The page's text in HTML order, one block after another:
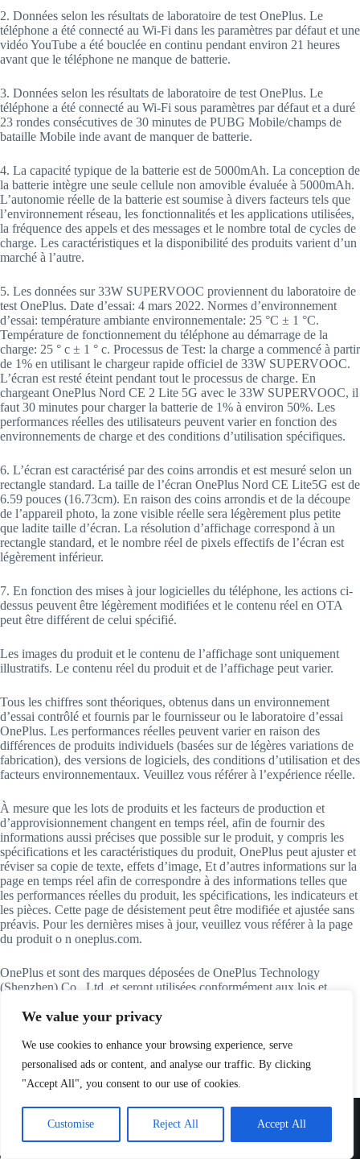
We value your privacy
We use cookies to enhance your browsing experience, serve
personalised ads or content, and analyse our traffic. By clicking
"Accept All", you consent to our use of cookies.
Customise Reject All Accept All
2. Données selon les résultats de laboratoire de test OnePlus. Le
téléphone a été connecté au Wi-Fi dans les paramètres par défaut et une
vidéo YouTube a été bouclée en continu pendant environ 21 heures
avant que le téléphone ne manque de batterie.
3. Données selon les résultats de laboratoire de test OnePlus. Le
téléphone a été connecté au Wi-Fi sous paramètres par défaut et a duré
23 rondes consécutives de 30 minutes de PUBG Mobile/champs de
bataille Mobile inde avant de manquer de batterie.
4. La capacité typique de la batterie est de 5000mAh. La conception de
la batterie intègre une seule cellule non amovible évaluée à 5000mAh.
L’autonomie réelle de la batterie est soumise à divers facteurs tels que
l’environnement réseau, les fonctionnalités et les applications utilisées,
la fréquence des appels et des messages et le nombre total de cycles de
charge. Les caractéristiques et la disponibilité des produits varient d’un
marché à l’autre.
5. Les données sur 33W SUPERVOOC proviennent du laboratoire de
test OnePlus. Date d’essai: 4 mars 2022. Normes d’environnement
d’essai: température ambiante environnementale: 25 °C ± 1 °C.
Température de fonctionnement du téléphone au démarrage de la
charge: 25 ° c ± 1 ° c. Processus de Test: la charge a commencé à partir
de 1% en utilisant le chargeur rapide officiel de 33W SUPERVOOC.
L’écran est resté éteint pendant tout le processus de charge. En
chargeant OnePlus Nord CE 2 Lite 5G avec le 33W SUPERVOOC, il
faut 30 minutes pour charger la batterie de 1% à environ 50%. Les
performances réelles des utilisateurs peuvent varier en fonction des
environnements de charge et des conditions d’utilisation spécifiques.
6. L’écran est caractérisé par des coins arrondis et est mesuré selon un
rectangle standard. La taille de l’écran OnePlus Nord CE Lite5G est de
6.59 pouces (16.73cm). En raison des coins arrondis et de la découpe
de l’appareil photo, la zone visible réelle sera légèrement plus petite
que ladite taille d’écran. La résolution d’affichage correspond à un
rectangle standard, et le nombre réel de pixels effectifs de l’écran est
légèrement inférieur.
7. En fonction des mises à jour logicielles du téléphone, les actions ci-
dessus peuvent être légèrement modifiées et le contenu réel en OTA
peut être différent de celui spécifié.
Les images du produit et le contenu de l’affichage sont uniquement
illustratifs. Le contenu réel du produit et de l’affichage peut varier.
Tous les chiffres sont théoriques, obtenus dans un environnement
d’essai contrôlé et fournis par le fournisseur ou le laboratoire d’essai
OnePlus. Les performances réelles peuvent varier en raison des
différences de produits individuels (basées sur de légères variations de
fabrication), des versions de logiciels, des conditions d’utilisation et des
facteurs environnementaux. Veuillez vous référer à l’expérience réelle.
À mesure que les lots de produits et les facteurs de production et
d’approvisionnement changent en temps réel, afin de fournir des
informations aussi précises que possible sur le produit, y compris les
spécifications et les caractéristiques du produit, OnePlus peut ajuster et
réviser sa copie de texte, effets d’image, Et d’autres informations sur la
page en temps réel afin de correspondre à des informations telles que
les performances réelles du produit, les spécifications, les indicateurs et
les pièces. Cette page de désistement peut être modifiée et ajustée sans
préavis. Pour les dernières mises à jour, veuillez vous référer à la page
du produit o n oneplus.com.
OnePlus et sont des marques déposées de OnePlus Technology
(Shenzhen) Co., Ltd. et seront utilisées conformément aux lois et
sociétés peuvent être des marques de commerce de leurs propriétaires
Cras gravida bibendum dolor eu varius morbi fermentum velit
eget vehicula lorem sodales donec quis volutpat orci.
Commande passée il y a parNoé, à Périgueux
➜ Plus que quelques pièces en stock !